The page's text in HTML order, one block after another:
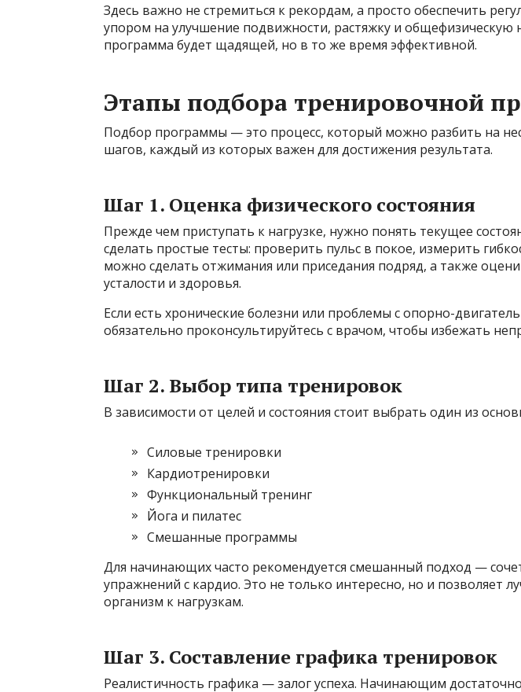
Здесь важно не стремиться к рекордам, а просто обеспечить
упором на улучшение подвижности, растяжку и общефизическую
программа будет щадящей, но в то же время эффективной.
Этапы подбора тренировочной
Подбор программы — это процесс, который можно разбить на
шагов, каждый из которых важен для достижения результата.
Шаг 1. Оценка физического состояния
Прежде чем приступать к нагрузке, нужно понять текущее
сделать простые тесты: проверить пульс в покое, измерить
можно сделать отжимания или приседания подряд, а также
усталости и здоровья.
Если есть хронические болезни или проблемы с опорно-
обязательно проконсультируйтесь с врачом, чтобы избежать
Шаг 2. Выбор типа тренировок
В зависимости от целей и состояния стоит выбрать один из
Силовые тренировки
Кардиотренировки
Функциональный тренинг
Йога и пилатес
Смешанные программы
Для начинающих часто рекомендуется смешанный подход —
упражнений с кардио. Это не только интересно, но и позволяет
организм к нагрузкам.
Шаг 3. Составление графика тренировок
Реалистичность графика — залог успеха. Начинающим